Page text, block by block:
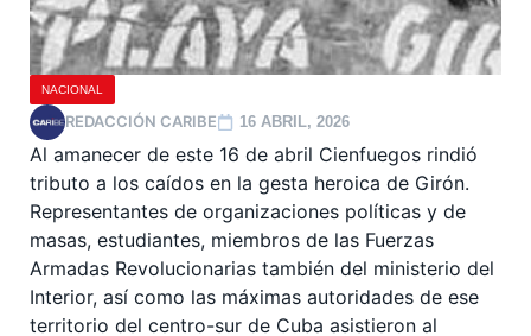
NACIONAL
REDACCIÓN CARIBE 16 ABRIL, 2026
Al amanecer de este 16 de abril Cienfuegos rindió
tributo a los caídos en la gesta heroica de Girón.
Representantes de organizaciones políticas y de
masas, estudiantes, miembros de las Fuerzas
Armadas Revolucionarias también del ministerio del
Interior, así como las máximas autoridades de ese
territorio del centro-sur de Cuba asistieron al